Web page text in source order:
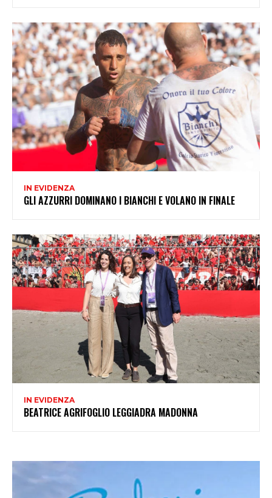
IN EVIDENZA
GLI AZZURRI DOMINANO I BIANCHI E VOLANO IN FINALE
IN EVIDENZA
BEATRICE AGRIFOGLIO LEGGIADRA MADONNA